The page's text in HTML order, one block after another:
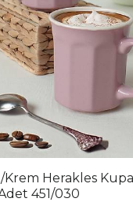
Herakles
451/030